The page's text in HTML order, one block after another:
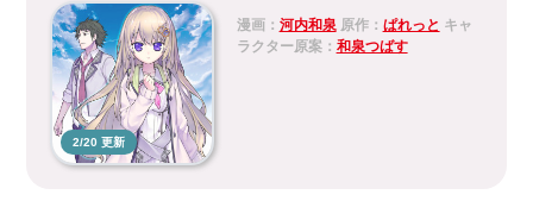
2/20 更新
漫画： 河内和泉原作： ぱれっと キャ
ラクター原案： 和泉つばす